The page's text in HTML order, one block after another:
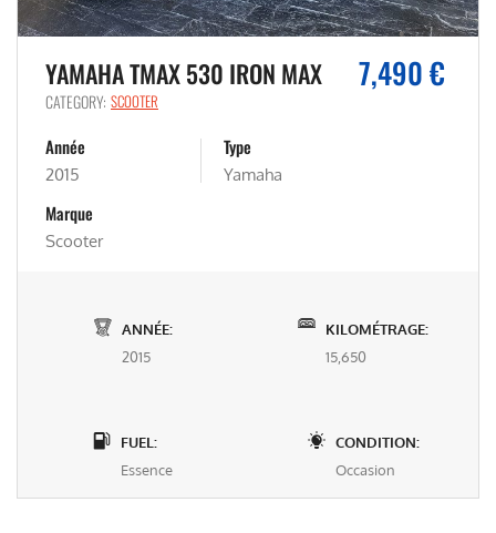
YAMAHA TMAX 530 IRON MAX 7,490 €
CATEGORY: SCOOTER
Année
2015
Type
Yamaha
Marque
Scooter
ANNÉE:
2015
KILOMÉTRAGE:
15,650
FUEL:
Essence
CONDITION:
Occasion